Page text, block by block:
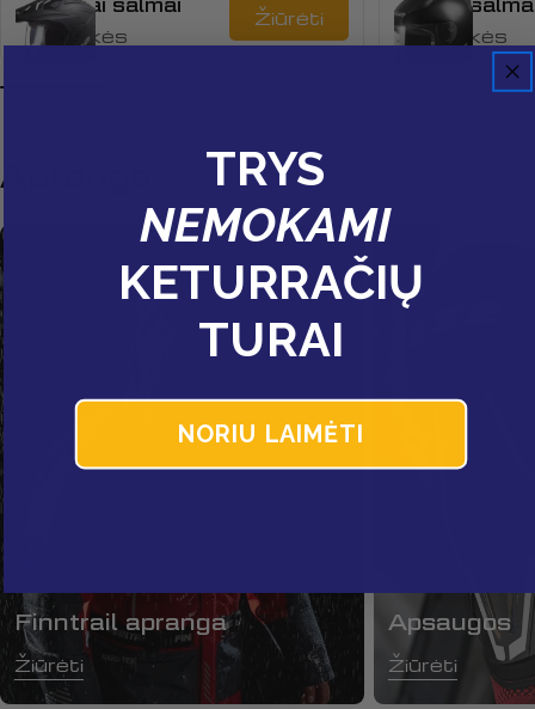
65 Prekės
Žiūrėti
75 Prekės
Apranga
Finntrail apranga
Žiūrėti
Apsaugos
Žiūrėti
TRYS
NEMOKAMI
KETURRAČIŲ
TURAI
NORIU LAIMĖTI